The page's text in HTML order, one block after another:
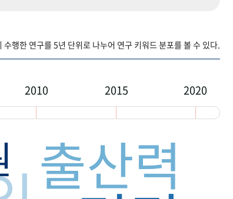
행한 연구를 5년 단위로 나누어 연구 키워드 분포를 볼 수 있다.
2010 2015 2020
출산력